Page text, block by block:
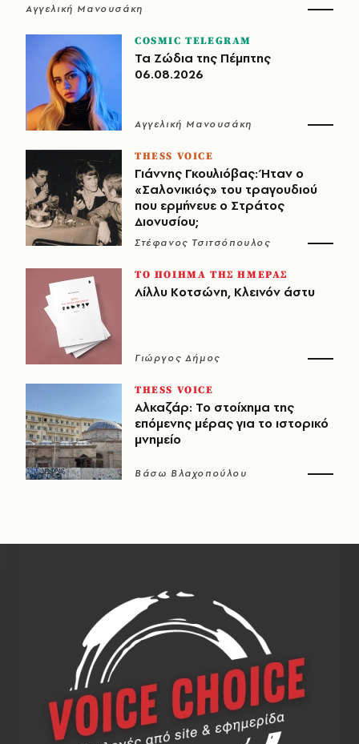
Αγγελική Μανουσάκη
COSMIC TELEGRAM
Τα Ζώδια της Πέμπτης
06.08.2026
Αγγελική Μανουσάκη
THESS VOICE
Γιάννης Γκουλιόβας: Ήταν ο
«Σαλονικιός» του τραγουδιού
που ερμήνευε ο Στράτος
Διονυσίου;
Στέφανος Τσιτσόπουλος
ΤΟ ΠΟΙΗΜΑ ΤΗΣ ΗΜΕΡΑΣ
Λίλλυ Κοτσώνη, Κλεινόν άστυ
Γιώργος Δήμος
THESS VOICE
Αλκαζάρ: Το στοίχημα της
επόμενης μέρας για το ιστορικό
μνημείο
Βάσω Βλαχοπούλου